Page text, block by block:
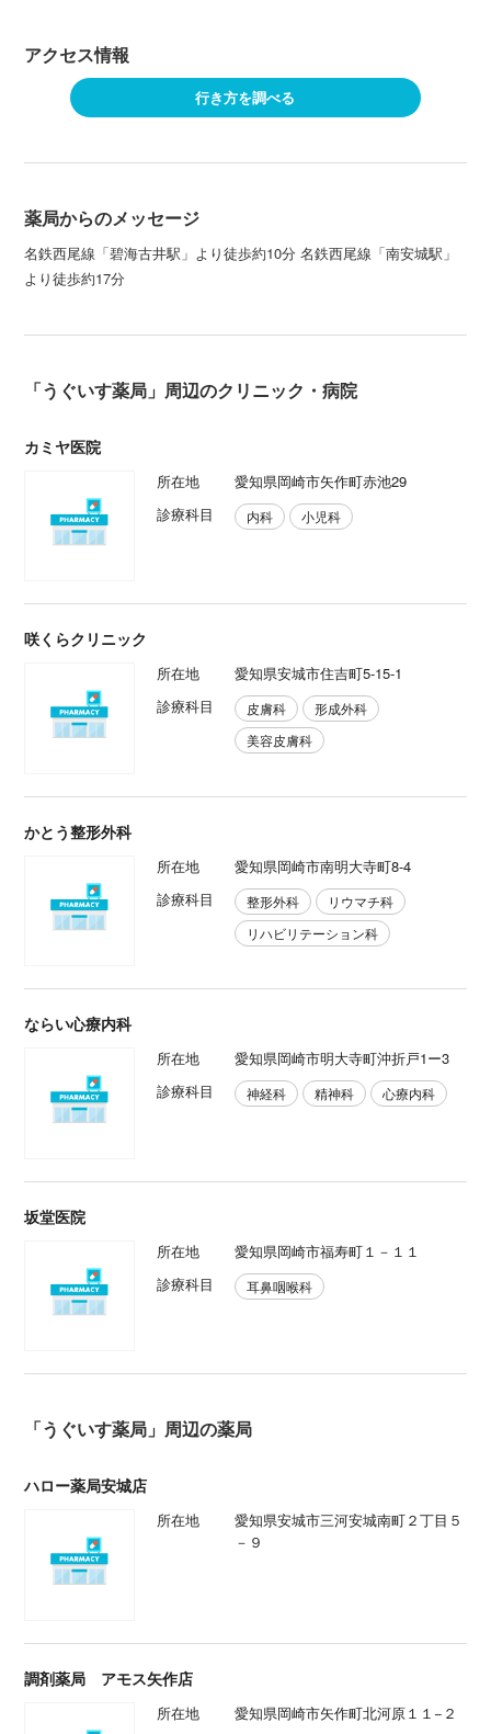
アクセス情報
行き方を調べる
薬局からのメッセージ
名鉄西尾線「碧海古井駅」より徒歩約10分 名鉄西尾線「南安城駅」
より徒歩約17分
「うぐいす薬局」周辺のクリニック・病院
カミヤ医院
所在地
愛知県岡崎市矢作町赤池29
診療科目
内科 小児科
咲くらクリニック
所在地
愛知県安城市住吉町5-15-1
診療科目
皮膚科
形成外科
美容皮膚科
かとう整形外科
所在地
愛知県岡崎市南明大寺町8-4
診療科目
整形外科
リウマチ科
リハビリテーション科
ならい心療内科
所在地
愛知県岡崎市明大寺町沖折戸1ー3
診療科目
神経科 精神科 心療内科
坂堂医院
所在地
愛知県岡崎市福寿町１－１１
診療科目
耳鼻咽喉科
「うぐいす薬局」周辺の薬局
ハロー薬局安城店
所在地
愛知県安城市三河安城南町２丁目５
－９
調剤薬局 アモス矢作店
所在地 愛知県岡崎市矢作町北河原１１−２